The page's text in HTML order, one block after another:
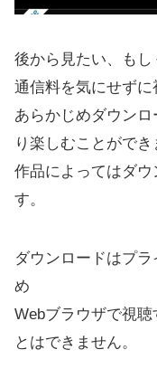
後から見たい、も
通信料を気にせずに
あらかじめダウンロ
り楽しむことができ
作品によってはダ
す。
ダウンロードはプ
め
Webブラウザで視
とはできません。